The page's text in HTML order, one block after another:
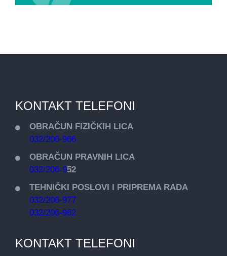
KONTAKT TELEFONI
OBRAČUN FIZIČKIH LICA
032/206-966
OBRAČUN PRAVNIH LICA
032/206-952
TEHNIČKI POSLOVI I PRIPREMA RADA
032/206-977
032/206-962
KONTAKT TELEFONI